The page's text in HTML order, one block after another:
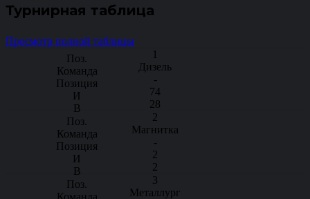
Турнирная таблица
Просмотр полной таблицы
1
Дизель
-
74
28
2
Магнитка
-
2
2
3
Металлург